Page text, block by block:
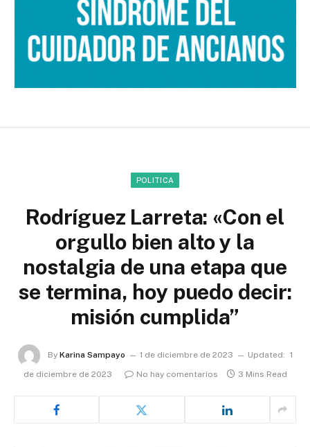
POLITICA
Rodríguez Larreta: «Con el
orgullo bien alto y la
nostalgia de una etapa que
se termina, hoy puedo decir:
misión cumplida”
By Karina Sampayo 1 de diciembre de 2023 Updated: 1
de diciembre de 2023
No hay comentarios 3 Mins Read